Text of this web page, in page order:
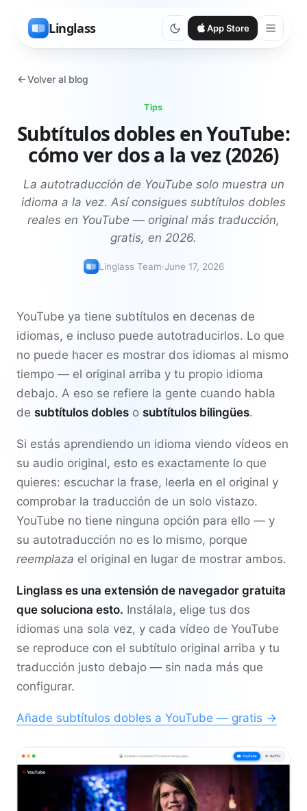
Linglass App Store
Volver al blog
Tips
Subtítulos dobles en YouTube:
cómo ver dos a la vez (2026)
La autotraducción de YouTube solo muestra un
idioma a la vez. Así consigues subtítulos dobles
reales en YouTube — original más traducción,
gratis, en 2026.
Linglass Team·June 17, 2026
YouTube ya tiene subtítulos en decenas de
idiomas, e incluso puede autotraducirlos. Lo que
no puede hacer es mostrar dos idiomas al mismo
tiempo — el original arriba y tu propio idioma
debajo. A eso se refiere la gente cuando habla
de subtítulos dobles o subtítulos bilingües.
Si estás aprendiendo un idioma viendo vídeos en
su audio original, esto es exactamente lo que
quieres: escuchar la frase, leerla en el original y
comprobar la traducción de un solo vistazo.
YouTube no tiene ninguna opción para ello — y
su autotraducción no es lo mismo, porque
reemplaza el original en lugar de mostrar ambos.
Linglass es una extensión de navegador gratuita
que soluciona esto. Instálala, elige tus dos
idiomas una sola vez, y cada vídeo de YouTube
se reproduce con el subtítulo original arriba y tu
traducción justo debajo — sin nada más que
configurar.
Añade subtítulos dobles a YouTube — gratis →